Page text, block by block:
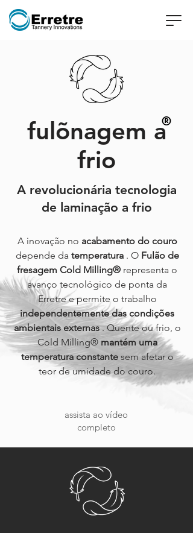
fulõnagem a
frio
®
A revolucionária tecnologia
de laminação a frio
A inovação no acabamento do couro
depende da temperatura. O Fulão de
fresagem Cold Milling® representa o
avanço tecnológico de ponta da
Erretre e permite o trabalho
independentemente das condições
ambientais externas. Quente ou frio, o
Cold Milling® mantém uma
temperatura constantesem afetar o
teor de umidade do couro.
assista ao vídeo
completo